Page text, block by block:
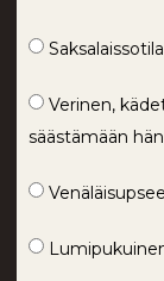
Verinen,
säästämään